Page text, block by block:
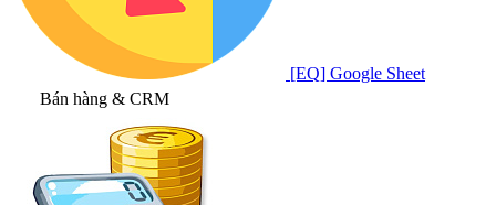
[EQ] Google Sheet
Bán hàng & CRM